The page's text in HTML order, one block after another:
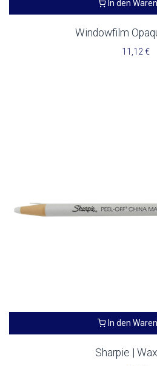
In den
Windowfilm
11,12 €
In den
Sharpie |